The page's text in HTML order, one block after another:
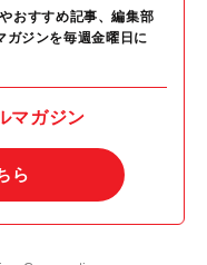
おすすめ記事、編集部
ガジンを毎週金曜日に
マガジン
ら